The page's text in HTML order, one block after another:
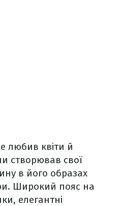
любив квіти й
створював свої
в його образах
Широкий пояс на
елегантні